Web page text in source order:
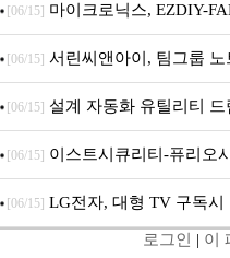
[06/15] 마이크로닉스, EZDIY-
시
[06/15] 서린씨앤아이, 팀그룹
5600MHz 16GB 출시
[06/15] 설계 자동화 유틸리티
무상 배포
[06/15] 이스트시큐리티-퓨리오
세대 AI 보안 플랫폼 구축
[06/15] LG전자, 대형 TV 구독시
로그인 | 이